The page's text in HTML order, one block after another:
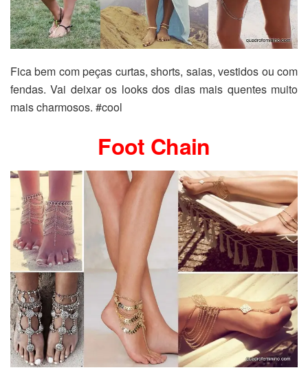
Fica bem com peças curtas, shorts, saias, vestidos ou com
fendas. Vai deixar os looks dos dias mais quentes muito
mais charmosos. #cool
Foot Chain